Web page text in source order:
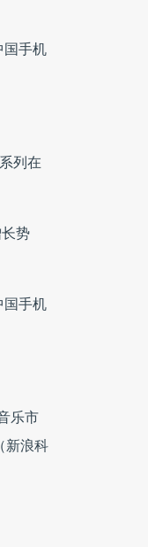
国手机
列在
势
国手机
乐市
新浪科